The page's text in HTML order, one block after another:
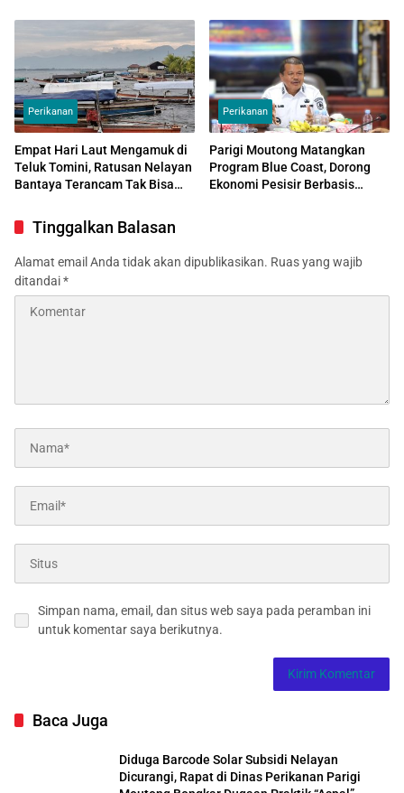
Perikanan
Perikanan
Empat Hari Laut Mengamuk di
Teluk Tomini, Ratusan Nelayan
Bantaya Terancam Tak Bisa
Lebaran
Perikanan
Parigi Moutong Matangkan
Program Blue Coast, Dorong
Ekonomi Pesisir Berbasis
Tinggalkan Balasan
Alamat email Anda tidak akan dipublikasikan. Ruas yang wajib
ditandai*
Simpan nama, email, dan situs web saya pada peramban ini
untuk komentar saya berikutnya.
Baca Juga
Diduga Barcode Solar Subsidi Nelayan
Dicurangi, Rapat di Dinas Perikanan Parigi